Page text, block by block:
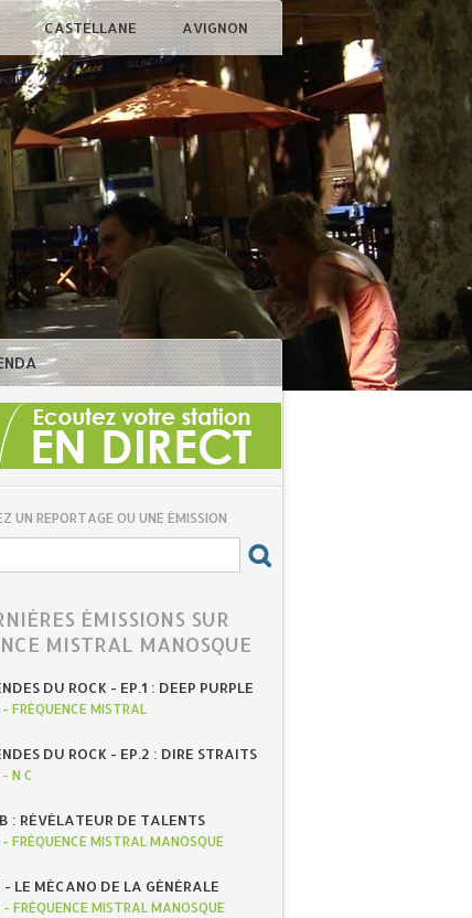
CASTELLANE AVIGNON
UN REPORTAGE OU UNE ÉMISSION
ÉMISSIONS SUR
MISTRAL MANOSQUE
DU ROCK - EP.1 : DEEP PURPLE
- FRÉQUENCE MISTRAL
DU ROCK - EP.2 : DIRE STRAITS
- N C
: RÉVÉLATEUR DE TALENTS
- FRÉQUENCE MISTRAL MANOSQUE
LE MÉCANO DE LA GÉNÉRALE
- FRÉQUENCE MISTRAL MANOSQUE